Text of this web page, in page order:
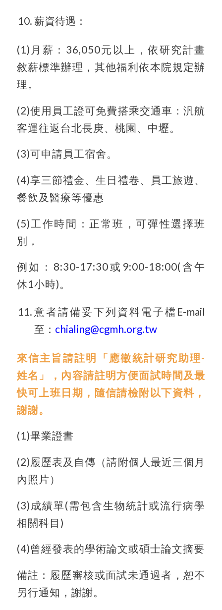
薪資待遇：
(1)月薪：36,050元以上，依研究計畫
敘薪標準辦理，其他福利依本院規定辦
理。
(2)使用員工證可免費搭乘交通車：汎航
客運往返台北長庚、桃園、中壢。
(3)可申請員工宿舍。
(4)享三節禮金、生日禮卷、員工旅遊、
餐飲及醫療等優惠
(5)工作時間：正常班，可彈性選擇班
別，
例如：8:30-17:30或9:00-18:00(含午
休1小時)。
意者請備妥下列資料電子檔E-mail
至： chialing@cgmh.org.tw
來信主旨請註明「應徵統計研究助理-
姓名」，內容請註明方便面試時間及最
快可上班日期，隨信請檢附以下資料，
謝謝。
(1)畢業證書
(2)履歷表及自傳（請附個人最近三個月
內照片）
(3)成績單(需包含生物統計或流行病學
相關科目)
(4)曾經發表的學術論文或碩士論文摘要
備註：履歷審核或面試未通過者，恕不
另行通知，謝謝。